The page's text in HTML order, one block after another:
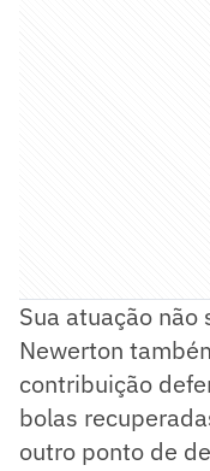
Sua atuação
Newerton
contribuição
bolas
outro ponto de